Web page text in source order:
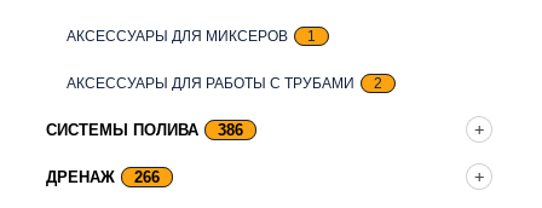
АКСЕССУАРЫ ДЛЯ МИКСЕРОВ 1
АКСЕССУАРЫ ДЛЯ РАБОТЫ С ТРУБАМИ 2
СИСТЕМЫ ПОЛИВА 386
ДРЕНАЖ 266